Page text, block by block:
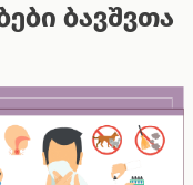
ბავშვთა